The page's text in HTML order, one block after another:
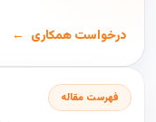
درخواست همکاری
فهرست مقاله